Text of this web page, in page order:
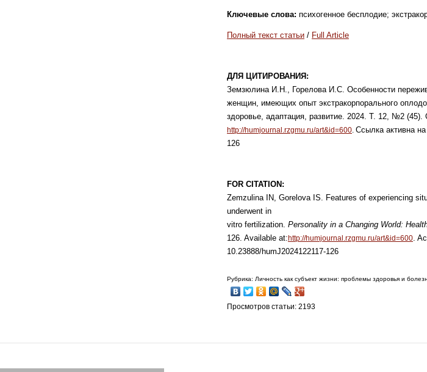
Ключевые слова: психогенное бесплодие;
Полный текст статьи / Full Article
ДЛЯ ЦИТИРОВАНИЯ:
Земзюлина И.Н., Горелова И.С. Особенности
женщин, имеющих опыт экстракорпорального
здоровье, адаптация, развитие. 2024. Т. 12, №2 (45).
http://humjournal.rzgmu.ru/art&id=600. Ссылка активна
126
FOR CITATION:
Zemzulina IN, Gorelova IS. Features of experiencing
underwent in
vitro fertilization. Personality in a Changing World:
126. Available at:http://humjournal.rzgmu.ru/art&id=600.
10.23888/humJ2024122117-126
Рубрика: Личность как субъект жизни: проблемы здоровья и
Просмотров статьи: 2193